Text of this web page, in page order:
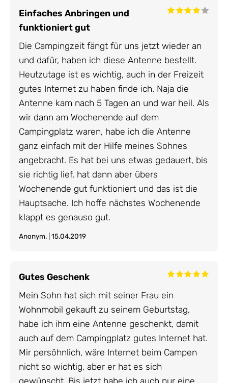
Einfaches Anbringen und
funktioniert gut
Die Campingzeit fängt für uns jetzt wieder an
und dafür, haben ich diese Antenne bestellt.
Heutzutage ist es wichtig, auch in der Freizeit
gutes Internet zu haben finde ich. Naja die
Antenne kam nach 5 Tagen an und war heil. Als
wir dann am Wochenende auf dem
Campingplatz waren, habe ich die Antenne
ganz einfach mit der Hilfe meines Sohnes
angebracht. Es hat bei uns etwas gedauert, bis
sie richtig lief, hat dann aber übers
Wochenende gut funktioniert und das ist die
Hauptsache. Ich hoffe nächstes Wochenende
klappt es genauso gut.
Anonym. | 15.04.2019
Gutes Geschenk
Mein Sohn hat sich mit seiner Frau ein
Wohnmobil gekauft zu seinem Geburtstag,
habe ich ihm eine Antenne geschenkt, damit
auch auf dem Campingplatz gutes Internet hat.
Mir persöhnlich, wäre Internet beim Campen
nicht so wichtig, aber er hat es sich
gewünscht. Bis jetzt habe ich auch nur eine